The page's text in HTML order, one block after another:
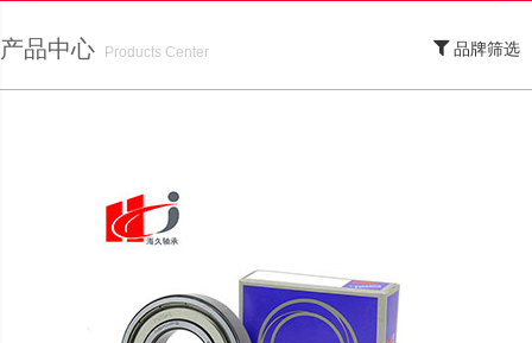
产品中心
Products Center
品牌筛选